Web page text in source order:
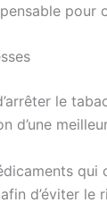
pour
le
d’une
d’éviter le